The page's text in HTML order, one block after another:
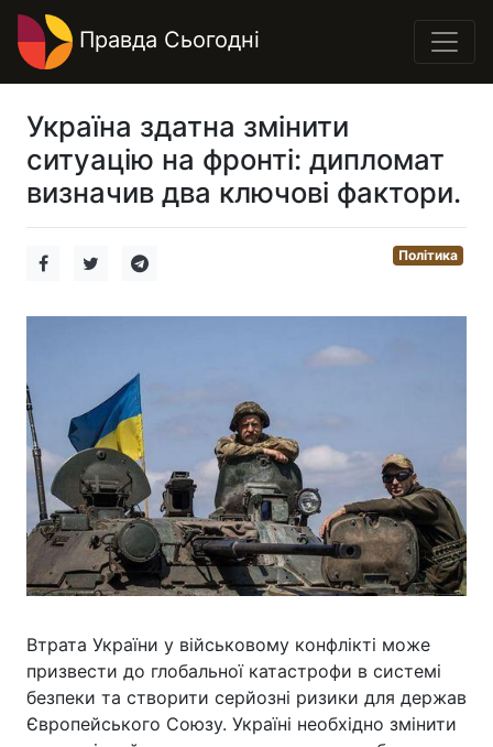
Правда Сьогодні
Україна здатна змінити
ситуацію на фронті: дипломат
визначив два ключові фактори.
Політика
Втрата України у військовому конфлікті може
призвести до глобальної катастрофи в системі
безпеки та створити серйозні ризики для держав
Європейського Союзу. Україні необхідно змінити